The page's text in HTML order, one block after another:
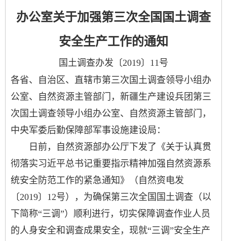
办公室关于加强第三次全国国土调查
安全生产工作的通知
国土调查办发〔2019〕 11 号
各省、自治区、直辖市第三次国土调查领导小组办
公室、自然资源主管部门，新疆生产建设兵团第三
次国土调查领导小组办公室、自然资源主管部门，
中央军委后勤保障部军事设施建设局：
日前，自然资源部办公厅下发了《关于认真贯
彻落实习近平总书记重要指示精神加强自然资源系
统安全防范工作的紧急通知》（自然资电发
〔2019〕 12号），为确保第三次全国国土调查（以
下简称“三调”）顺利进行，切实保障调查作业人员
的人身安全和调查成果安全，现就“三调”安全生产